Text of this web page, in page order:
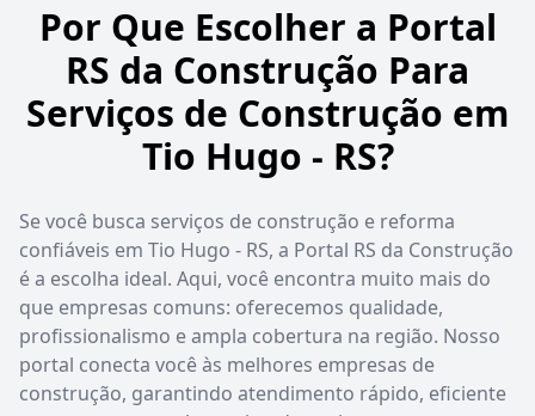
Por Que Escolher a Portal
RS da Construção Para
Serviços de Construção em
Tio Hugo - RS?
Se você busca serviços de construção e reforma
confiáveis em Tio Hugo - RS, a Portal RS da Construção
é a escolha ideal. Aqui, você encontra muito mais do
que empresas comuns: oferecemos qualidade,
profissionalismo e ampla cobertura na região. Nosso
portal conecta você às melhores empresas de
construção, garantindo atendimento rápido, eficiente